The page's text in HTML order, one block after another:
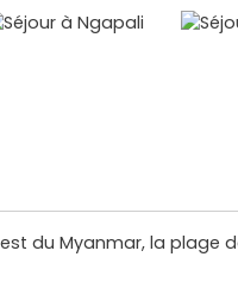
du Myanmar, la plage